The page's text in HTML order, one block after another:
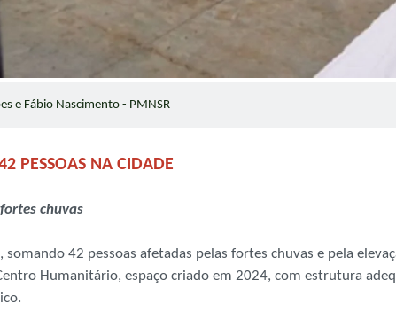
e Fábio Nascimento - PMNSR
PESSOAS NA CIDADE
chuvas
42 pessoas afetadas pelas fortes chuvas e pela
Humanitário, espaço criado em 2024, com estrutura